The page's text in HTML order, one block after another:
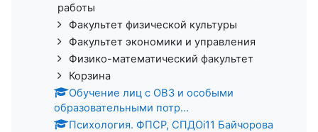
работы
Факультет физической культуры
Факультет экономики и управления
Физико-математический факультет
Корзина
Обучение лиц с ОВЗ и особыми
образовательными потр...
Психология. ФПСР, СПДОi11 Байчорова